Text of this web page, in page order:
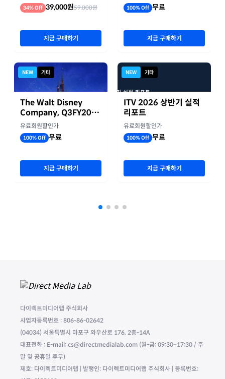
34% Off 39,000원59,000원
지금 구매하기
NEW 기타
The Walt Disney
Company, Q3FY2026
실적자료
유료회원할인가
100% Off 무료
지금 구매하기
100% Off 무료
지금 구매하기
NEW 기타
ITV 2026 상반기 실적
리포트
유료회원할인가
100% Off 무료
지금 구매하기
다이렉트미디어랩 주식회사
사업자등록번호 : 806-86-02642
(04034) 서울특별시 마포구 와우산로 176, 2층-14A
대표전화 : E-mail: cs@directmedialab.com (월-금: 09:30~17:30 / 주
말 및 공휴일 휴무)
제호: 다이렉트미디어랩 | 발행인: 다이렉트미디어랩 주식회사 | 등록번호: